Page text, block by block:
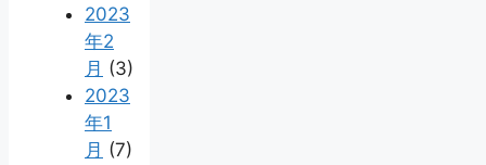
2023
年2
月 (3)
2023
年1
月 (7)